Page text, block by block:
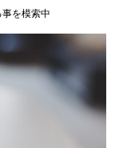
を模索中